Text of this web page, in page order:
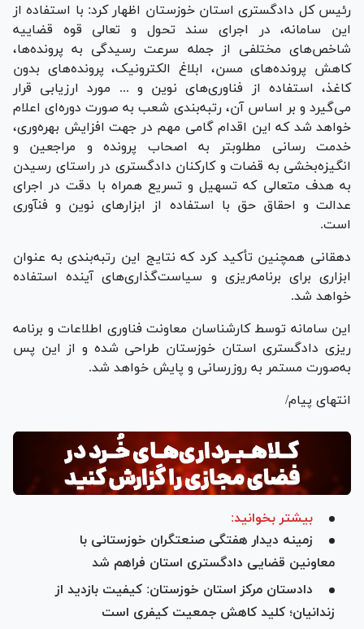
رئیس کل دادگستری استان خوزستان اظهار کرد: با استفاده از
این سامانه، در اجرای سند تحول و تعالی قوه قضاییه
شاخص‌های مختلفی از جمله سرعت رسیدگی به پرونده‌ها،
کاهش پرونده‌های مسن، ابلاغ الکترونیک، پرونده‌های بدون
کاغذ، استفاده از فناوری‌های نوین و ... مورد ارزیابی قرار
می‌گیرد و بر اساس آن، رتبه‌بندی شعب به صورت دوره‌ای اعلام
خواهد شد که این اقدام گامی مهم در جهت افزایش بهره‌وری،
خدمت رسانی مطلوبتر به اصحاب پرونده و مراجعین و
انگیزه‌بخشی به قضات و کارکنان دادگستری در راستای رسیدن
به هدف متعالی که تسهیل و تسریع همراه با دقت در اجرای
عدالت و احقاق حق با استفاده از ابزار‌های نوین و فنآوری
است.
دهقانی همچنین تأکید کرد که نتایج این رتبه‌بندی به عنوان
ابزاری برای برنامه‌ریزی و سیاست‌گذاری‌های آینده استفاده
خواهد شد.
این سامانه توسط کارشناسان معاونت فناوری اطلاعات و برنامه
ریزی دادگستری استان خوزستان طراحی شده و از این پس
به‌صورت مستمر به روزرسانی و پایش خواهد شد.
انتهای پیام/
بیشتر بخوانید:
زمینه دیدار هفتگی صنعتگران خوزستانی با
معاونین قضایی دادگستری استان فراهم شد
دادستان مرکز استان خوزستان: کیفیت بازدید از
زندانیان؛ کلید کاهش جمعیت کیفری است